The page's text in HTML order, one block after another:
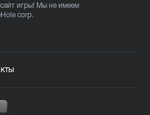
игры! Мы не имеем
corp.